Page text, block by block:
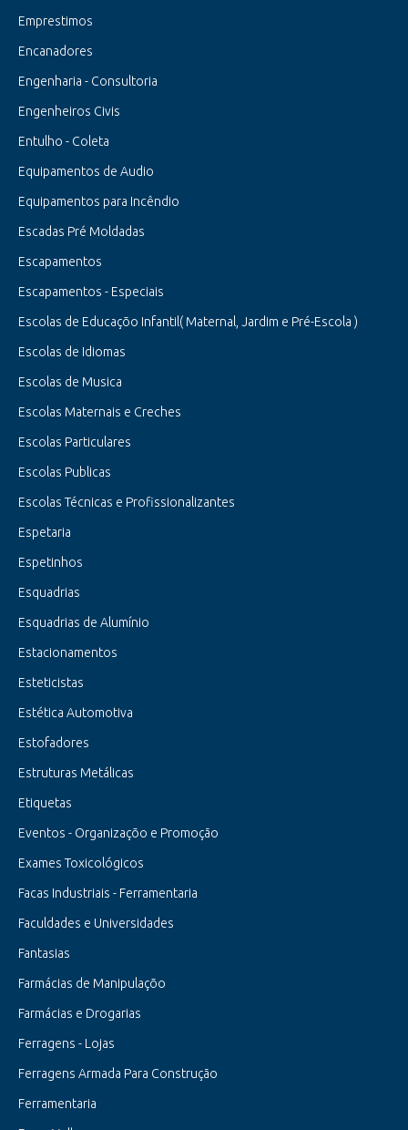
Emprestimos
Encanadores
Engenharia - Consultoria
Engenheiros Civis
Entulho - Coleta
Equipamentos de Audio
Equipamentos para Incêndio
Escadas Pré Moldadas
Escapamentos
Escapamentos - Especiais
Escolas de Educaçõo Infantil( Maternal, Jardim e Pré-Escola )
Escolas de Idiomas
Escolas de Musica
Escolas Maternais e Creches
Escolas Particulares
Escolas Publicas
Escolas Técnicas e Profissionalizantes
Espetaria
Espetinhos
Esquadrias
Esquadrias de Alumínio
Estacionamentos
Esteticistas
Estética Automotiva
Estofadores
Estruturas Metálicas
Etiquetas
Eventos - Organizaçõo e Promoção
Exames Toxicológicos
Facas Industriais - Ferramentaria
Faculdades e Universidades
Fantasias
Farmácias de Manipulaçõo
Farmácias e Drogarias
Ferragens - Lojas
Ferragens Armada Para Construção
Ferramentaria